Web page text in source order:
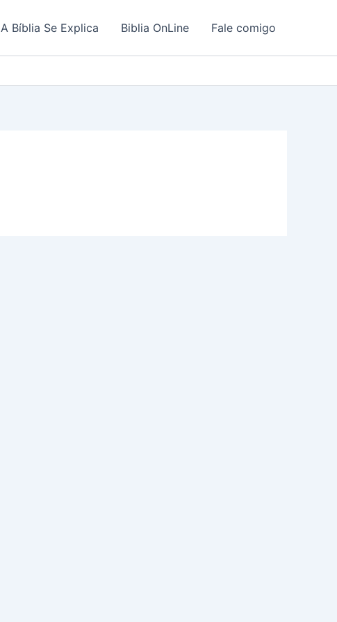
A Bíblia Se Explica Biblia OnLine Fale comigo